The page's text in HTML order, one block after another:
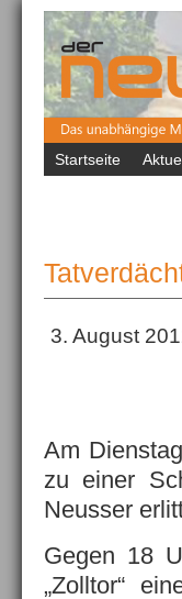
Startseite
3. August
Am
zu einer
Neusser
Gegen 18
„Zolltor“